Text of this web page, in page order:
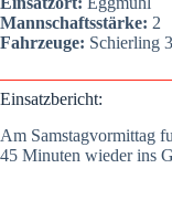
Mann­schafts­stär­ke: 2
Fahr­zeu­ge: Schier­ling
Ein­satz­be­richt:
Am Sams­tag­vor­mit­tag
45 Minu­ten wie­der ins